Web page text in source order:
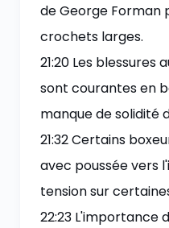
de George Forman
crochets larges.
21:20 Les blessures
sont courantes en
manque de solidité
21:32 Certains
avec poussée vers
tension sur
22:23 L'importance